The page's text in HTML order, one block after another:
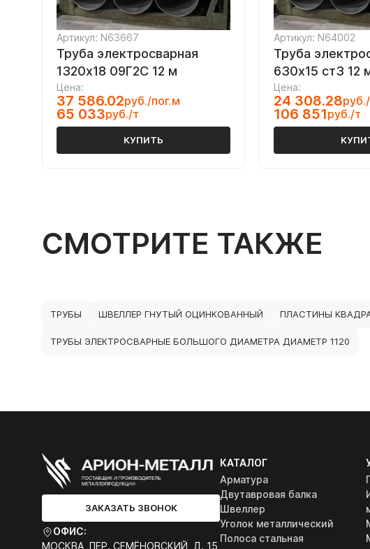
Артикул: N63667
Труба электросварная
1320х18 09Г2С 12 м
Цена:
37 586.02руб./пог.м
65 033руб./т
КУПИТЬ
Артикул: N64002
Труба
630х15 ст3 12
Цена:
24 308.28
106 851руб./т
СМОТРИТЕ ТАКЖЕ
ТРУБЫ ШВЕЛЛЕР ГНУТЫЙ ОЦИНКОВАННЫЙ ПЛАСТИНЫ
ТРУБЫ ЭЛЕКТРОСВАРНЫЕ БОЛЬШОГО ДИАМЕТРА ДИАМЕТР 1120
ЗАКАЗАТЬ ЗВОНОК
ОФИС:
МОСКВА, ПЕР. СЕМЁНОВСКИЙ, Д. 15
КАТАЛОГ
Арматура
Двутавровая балка
Швеллер
Уголок металлический
Полоса стальная